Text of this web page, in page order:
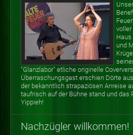
voller
und
"Glanzlabor" etliche originelle
Überraschungsgast erschien Dörte
der bekanntlich strapaziösen Anreise
taufrisch auf der Bühne stand und das
Yippieh!
Nachzügler willkommen!